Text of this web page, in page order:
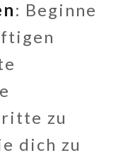
: Beginne
zu
dich zu